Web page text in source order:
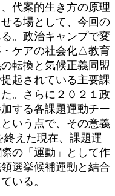
代案的生き方の原理
る場として、今回の
。政治キャンプで変
ケアの社会化△教育
転換と気候正義同盟
起されている主要課
。さらに２０２１政
する各課題運動チー
いう点で、その意義
えた現在、課題運
の「運動」として作
選挙候補運動と結合
いる。